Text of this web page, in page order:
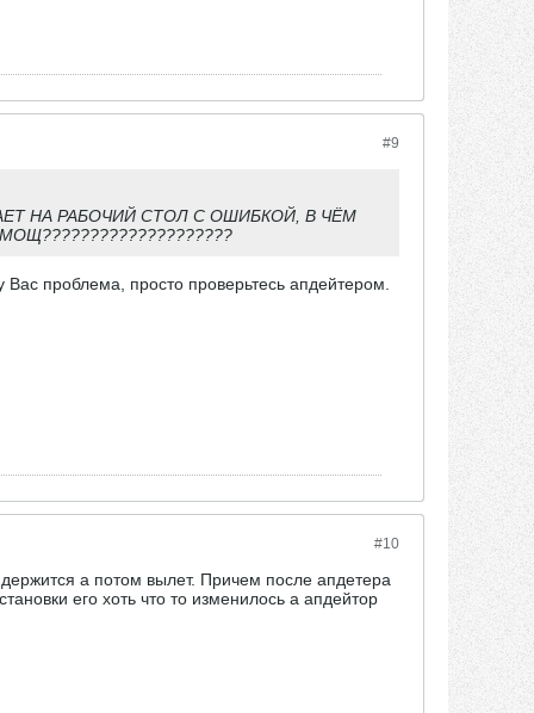
#9
НА РАБОЧИЙ СТОЛ С ОШИБКОЙ, В ЧЁМ
проблема, просто проверьтесь апдейтером.
#10
а потом вылет. Причем после апдетера
его хоть что то изменилось а апдейтор